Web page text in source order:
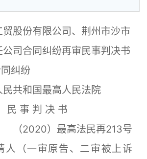
股份有限公司、荆州市沙市
司合同纠纷再审民事判决书
纠纷
民共和国最高人民法院
民 事 判 决 书
2020）最高法民再213号
（一审原告、二审被上诉